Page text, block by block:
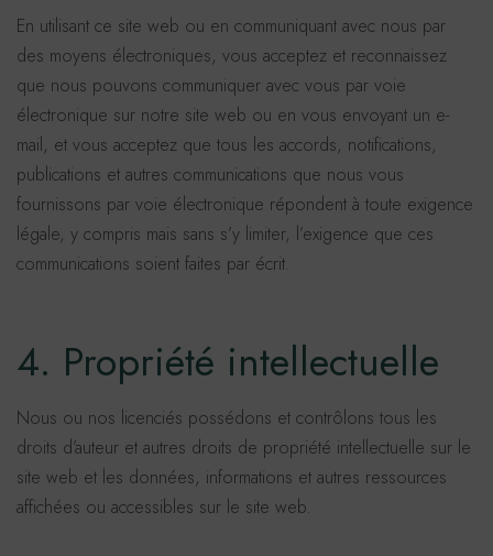
En utilisant ce site web ou en communiquant avec nous par
des moyens électroniques, vous acceptez et reconnaissez
que nous pouvons communiquer avec vous par voie
électronique sur notre site web ou en vous envoyant un e-
mail, et vous acceptez que tous les accords, notifications,
publications et autres communications que nous vous
fournissons par voie électronique répondent à toute exigence
légale, y compris mais sans s’y limiter, l’exigence que ces
communications soient faites par écrit.
4. Propriété intellectuelle
Nous ou nos licenciés possédons et contrôlons tous les
droits d’auteur et autres droits de propriété intellectuelle sur le
site web et les données, informations et autres ressources
affichées ou accessibles sur le site web.